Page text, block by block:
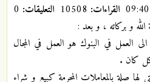
القراءات: التعليقات:
و بركاته ، و بعد :
الى العمل في البنوك هو العمل في المجال
كان .
لها صلة بالمعاملات المحرمة كبيع و شراء